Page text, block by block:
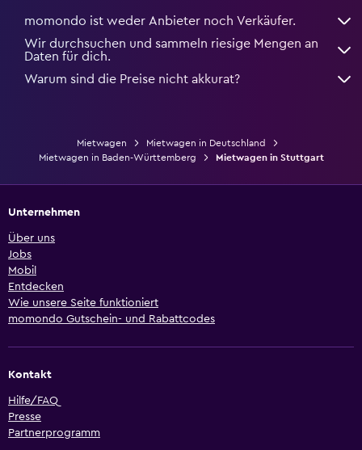
momondo ist weder Anbieter noch Verkäufer.
Wir durchsuchen und sammeln riesige Mengen an
Daten für dich.
Warum sind die Preise nicht akkurat?
Mietwagen
Mietwagen in Deutschland
Mietwagen in Baden-Württemberg
Mietwagen in Stuttgart
Unternehmen
Über uns
Jobs
Mobil
Entdecken
Wie unsere Seite funktioniert
momondo Gutschein- und Rabattcodes
Kontakt
Hilfe/FAQ
Presse
Partnerprogramm